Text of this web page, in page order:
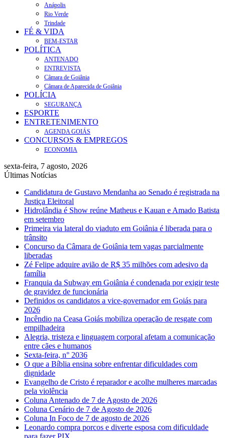
Anápolis
Rio Verde
Trindade
FÉ & VIDA
BEM-ESTAR
POLÍTICA
ANTENADO
ENTREVISTA
Câmara de Goiânia
Câmara de Aparecida de Goiânia
POLÍCIA
SEGURANÇA
ESPORTE
ENTRETENIMENTO
AGENDA GOIÁS
CONCURSOS & EMPREGOS
ECONOMIA
sexta-feira, 7 agosto, 2026
Últimas Notícias
Candidatura de Gustavo Mendanha ao Senado é registrada na
Justiça Eleitoral
Hidrolândia é Show reúne Matheus e Kauan e Amado Batista
em setembro
Primeira via lateral do viaduto em Goiânia é liberada para o
trânsito
Concurso da Câmara de Goiânia tem vagas parcialmente
liberadas
Zé Felipe adquire avião de R$ 35 milhões com adesivo da
família
Franquia da Subway em Goiânia é condenada por exigir teste
de gravidez de funcionária
Definidos os candidatos a vice-governador em Goiás para
2026
Incêndio na Ceasa Goiás mobiliza operação de resgate com
empilhadeira
Alegria, tristeza e linguagem corporal afetam a comunicação
entre cães e humanos
Sexta-feira, n° 2036
O que a Bíblia ensina sobre enfrentar dificuldades com
dignidade
Evangelho de Cristo é reparador e acolhe mulheres marcadas
pela violência
Coluna Antenado de 7 de Agosto de 2026
Coluna Cenário de 7 de Agosto de 2026
Coluna In Foco de 7 de agosto de 2026
Leonardo compra porcos e diverte esposa com dificuldade
para fazer PIX